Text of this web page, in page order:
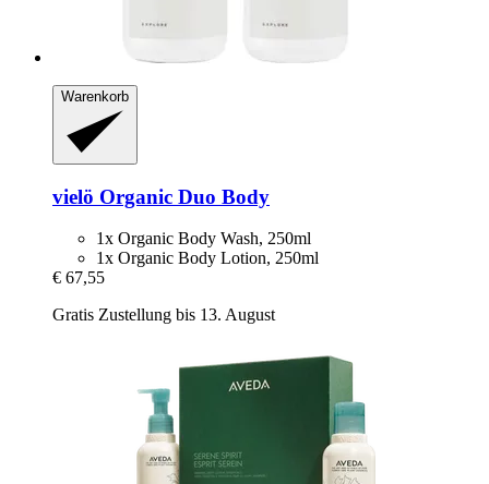
Warenkorb
vielö Organic Duo Body
1x Organic Body Wash, 250ml
1x Organic Body Lotion, 250ml
€ 67,55
Gratis Zustellung bis 13. August